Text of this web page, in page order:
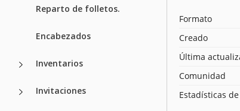
Reparto de folletos.
Encabezados
Inventarios
Invitaciones
Formato
Creado
Última
Comunidad
Estadísticas